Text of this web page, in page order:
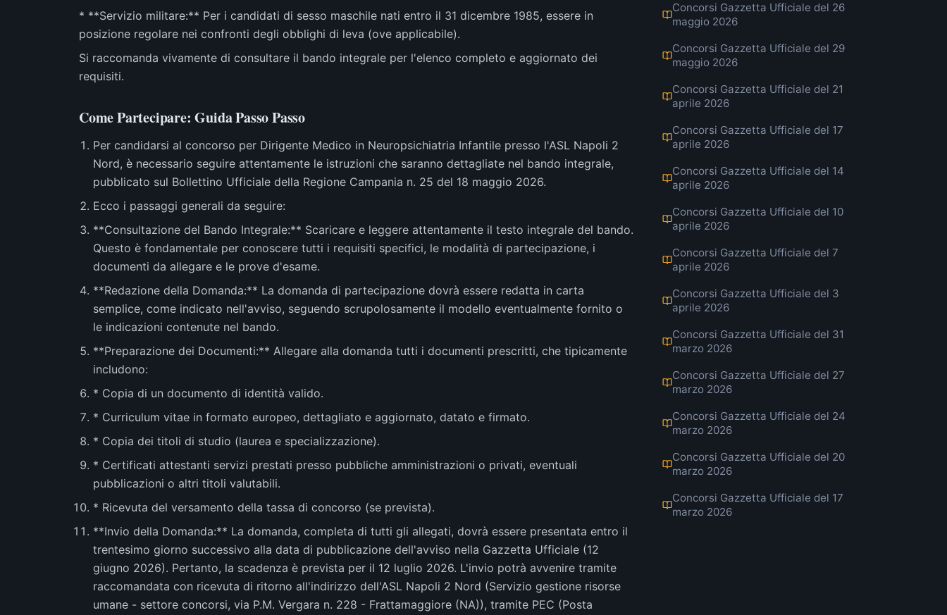
* **Servizio militare:** Per i candidati di sesso maschile nati entro il 31 dicembre 1985, essere in
posizione regolare nei confronti degli obblighi di leva (ove applicabile).
Si raccomanda vivamente di consultare il bando integrale per l'elenco completo e aggiornato dei
requisiti.
Come Partecipare: Guida Passo Passo
Per candidarsi al concorso per Dirigente Medico in Neuropsichiatria Infantile presso l'ASL Napoli 2
Nord, è necessario seguire attentamente le istruzioni che saranno dettagliate nel bando integrale,
pubblicato sul Bollettino Ufficiale della Regione Campania n. 25 del 18 maggio 2026.
Ecco i passaggi generali da seguire:
**Consultazione del Bando Integrale:** Scaricare e leggere attentamente il testo integrale del bando.
Questo è fondamentale per conoscere tutti i requisiti specifici, le modalità di partecipazione, i
documenti da allegare e le prove d'esame.
**Redazione della Domanda:** La domanda di partecipazione dovrà essere redatta in carta
semplice, come indicato nell'avviso, seguendo scrupolosamente il modello eventualmente fornito o
le indicazioni contenute nel bando.
**Preparazione dei Documenti:** Allegare alla domanda tutti i documenti prescritti, che tipicamente
includono:
* Copia di un documento di identità valido.
* Curriculum vitae in formato europeo, dettagliato e aggiornato, datato e firmato.
* Copia dei titoli di studio (laurea e specializzazione).
* Certificati attestanti servizi prestati presso pubbliche amministrazioni o privati, eventuali
pubblicazioni o altri titoli valutabili.
* Ricevuta del versamento della tassa di concorso (se prevista).
**Invio della Domanda:** La domanda, completa di tutti gli allegati, dovrà essere presentata entro il
trentesimo giorno successivo alla data di pubblicazione dell'avviso nella Gazzetta Ufficiale (12
giugno 2026). Pertanto, la scadenza è prevista per il 12 luglio 2026. L'invio potrà avvenire tramite
raccomandata con ricevuta di ritorno all'indirizzo dell'ASL Napoli 2 Nord (Servizio gestione risorse
umane - settore concorsi, via P.M. Vergara n. 228 - Frattamaggiore (NA)), tramite PEC (Posta
Concorsi Gazzetta Ufficiale del 26
maggio 2026
Concorsi Gazzetta Ufficiale del 29
maggio 2026
Concorsi Gazzetta Ufficiale del 21
aprile 2026
Concorsi Gazzetta Ufficiale del 17
aprile 2026
Concorsi Gazzetta Ufficiale del 14
aprile 2026
Concorsi Gazzetta Ufficiale del 10
aprile 2026
Concorsi Gazzetta Ufficiale del 7
aprile 2026
Concorsi Gazzetta Ufficiale del 3
aprile 2026
Concorsi Gazzetta Ufficiale del 31
marzo 2026
Concorsi Gazzetta Ufficiale del 27
marzo 2026
Concorsi Gazzetta Ufficiale del 24
marzo 2026
Concorsi Gazzetta Ufficiale del 20
marzo 2026
Concorsi Gazzetta Ufficiale del 17
marzo 2026